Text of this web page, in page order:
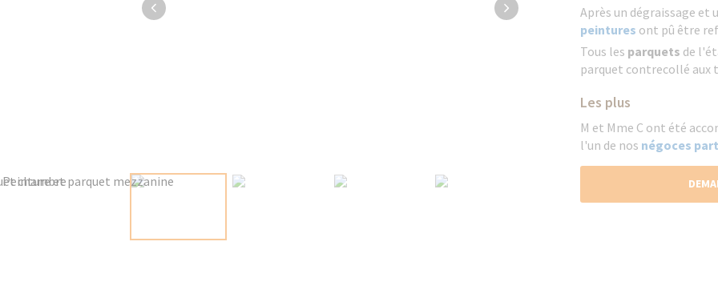
Après un dégraissage et
peintures ont pû être
Tous les parquets de
parquet contrecollé aux
Les plus
M et Mme C ont été
l'un de nos négoces